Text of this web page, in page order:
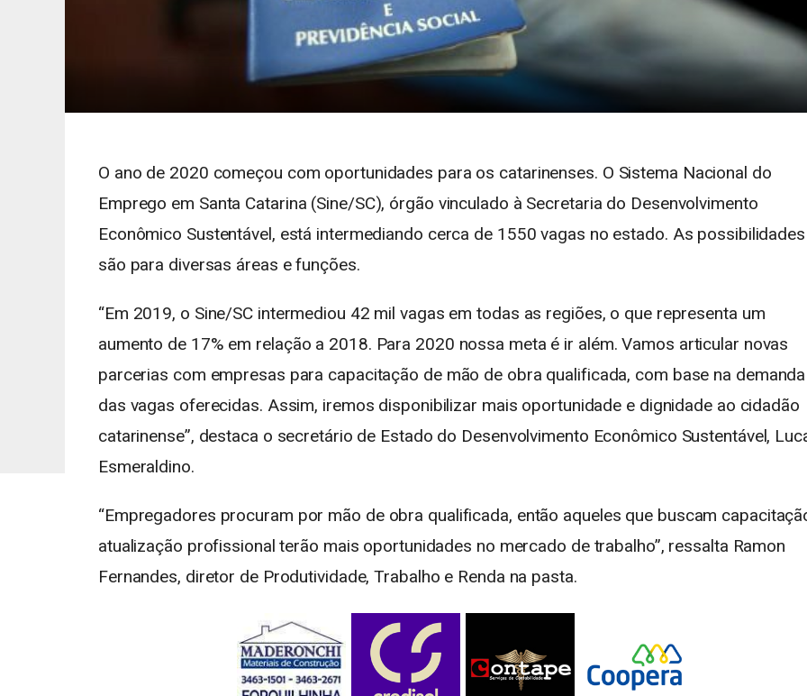
O ano de 2020 começou com oportunidades para os catarinenses. O Sistema Nacional do
Emprego em Santa Catarina (Sine/SC), órgão vinculado à Secretaria do Desenvolvimento
Econômico Sustentável, está intermediando cerca de 1550 vagas no estado. As possibilidades
são para diversas áreas e funções.
“Em 2019, o Sine/SC intermediou 42 mil vagas em todas as regiões, o que representa um
aumento de 17% em relação a 2018. Para 2020 nossa meta é ir além. Vamos articular novas
parcerias com empresas para capacitação de mão de obra qualificada, com base na demanda
das vagas oferecidas. Assim, iremos disponibilizar mais oportunidade e dignidade ao cidadão
catarinense”, destaca o secretário de Estado do Desenvolvimento Econômico Sustentável,
Esmeraldino.
“Empregadores procuram por mão de obra qualificada, então aqueles que buscam
atualização profissional terão mais oportunidades no mercado de trabalho”, ressalta Ramon
Fernandes, diretor de Produtividade, Trabalho e Renda na pasta.